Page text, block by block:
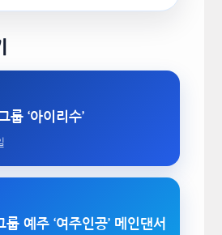
룹 ‘아이리수’
룹 예주 ‘여주인공’ 메인댄서